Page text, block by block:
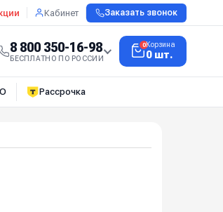
Кабинет Заказать звонок
8 800 350-16-98
БЕСПЛАТНО ПО РОССИИ
0Корзина
0 шт.
Рассрочка